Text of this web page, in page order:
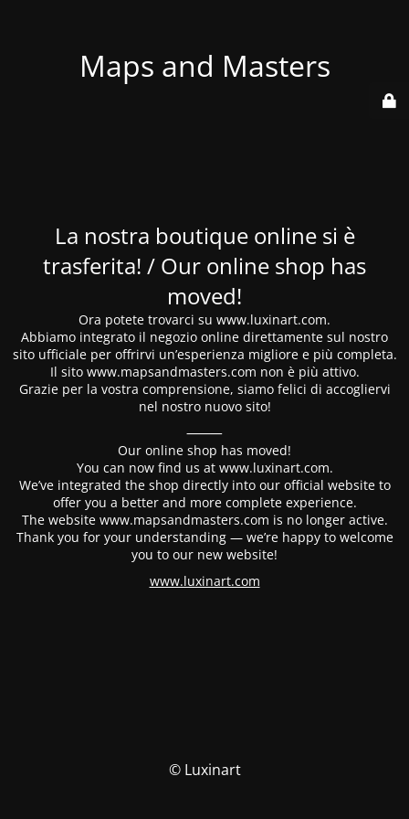
Maps and Masters
La nostra boutique online si è
trasferita! / Our online shop has
moved!
Ora potete trovarci su www.luxinart.com.
Abbiamo integrato il negozio online direttamente sul nostro
sito ufficiale per offrirvi un’esperienza migliore e più completa.
Il sito www.mapsandmasters.com non è più attivo.
Grazie per la vostra comprensione, siamo felici di accogliervi
nel nostro nuovo sito!
⸻
Our online shop has moved!
You can now find us at www.luxinart.com.
We’ve integrated the shop directly into our official website to
offer you a better and more complete experience.
The website www.mapsandmasters.com is no longer active.
Thank you for your understanding — we’re happy to welcome
you to our new website!
www.luxinart.com
© Luxinart